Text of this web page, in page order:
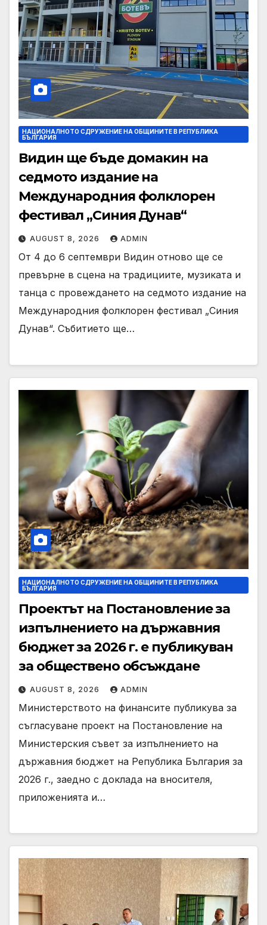
НАЦИОНАЛНОТО СДРУЖЕНИЕ НА ОБЩИНИТЕ В РЕПУБЛИКА
БЪЛГАРИЯ
Видин ще бъде домакин на
седмото издание на
Международния фолклорен
фестивал „Синия Дунав“
AUGUST 8, 2026 ADMIN
От 4 до 6 септември Видин отново ще се
превърне в сцена на традициите, музиката и
танца с провеждането на седмото издание на
Международния фолклорен фестивал „Синия
Дунав“. Събитието ще…
НАЦИОНАЛНОТО СДРУЖЕНИЕ НА ОБЩИНИТЕ В РЕПУБЛИКА
БЪЛГАРИЯ
Проектът на Постановление за
изпълнението на държавния
бюджет за 2026 г. е публикуван
за обществено обсъждане
AUGUST 8, 2026 ADMIN
Министерството на финансите публикува за
съгласуване проект на Постановление на
Министерския съвет за изпълнението на
държавния бюджет на Република България за
2026 г., заедно с доклада на вносителя,
приложенията и…